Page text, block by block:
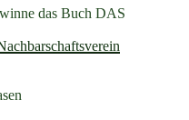
das Buch DAS